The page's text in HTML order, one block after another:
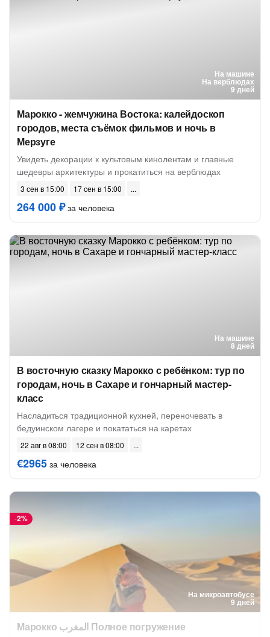
На машине
На верблюдах
9 дней
Марокко - жемчужина Востока: калейдоскоп
городов, места съёмок фильмов и ночь в
Мерзуге
Увидеть декорации к культовым кинолентам и главные
шедевры архитектуры и прокатиться на верблюдах
3 сен в 15:00 17 сен в 15:00
264 000 ₽за человека
На машине
8 дней
В восточную сказку Марокко с ребёнком: тур по
городам, ночь в Сахаре и гончарный мастер-
класс
Насладиться традиционной кухней, переночевать в
бедуинском лагере и покататься на каретах
22 авг в 08:00 12 сен в 08:00
€2965 за человека
На микроавтобусе
9 дней
-2%
Марокко المغرب Полное погружение